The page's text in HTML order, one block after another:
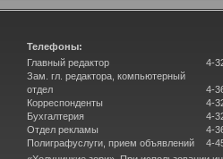
Телефоны:
Главный редактор
Зам. гл. редактора, компьютерный
отдел
Корреспонденты
Бухгалтерия
Отдел рекламы
Полиграфуслуги, прием объявлений
4-
4-
4-
4-
4-
4-